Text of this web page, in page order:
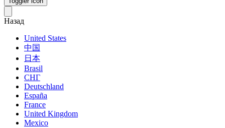
Назад
United States
中国
日本
Brasil
СНГ
Deutschland
España
France
United Kingdom
Mexico